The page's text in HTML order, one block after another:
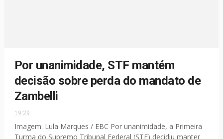
Por unanimidade, STF mantém
decisão sobre perda do mandato de
Zambelli
19:29
Imagem: Lula Marques / EBC Por unanimidade, a Primeira
Turma do Supremo Tribunal Federal (STF) decidiu manter